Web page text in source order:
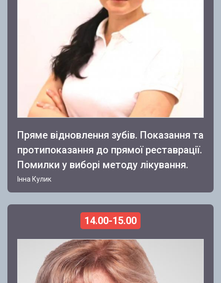
Пряме відновлення зубів. Показання та
протипоказання до прямої реставрації.
Помилки у виборі методу лікування.
Інна Кулик
14.00-15.00